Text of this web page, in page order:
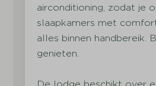
Parkeerplaats bij
vakantiewoning
Oplaadpunt
Overdekt terras
airconditioning, zodat je
slaapkamers met
alles binnen handbereik.
genieten.